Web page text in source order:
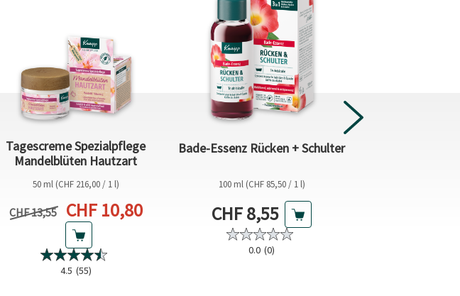
Tagescreme Spezialpflege
Mandelblüten Hautzart
50 ml (CHF 216,00 / 1 l)
Vorheriger Preis
CHF 13,55 Aktueller Preis
CHF 10,80
4.5 (55)
Bade-Essenz Rücken + Schulter
100 ml (CHF 85,50 / 1 l)
Aktueller Preis
CHF 8,55
0.0 (0)